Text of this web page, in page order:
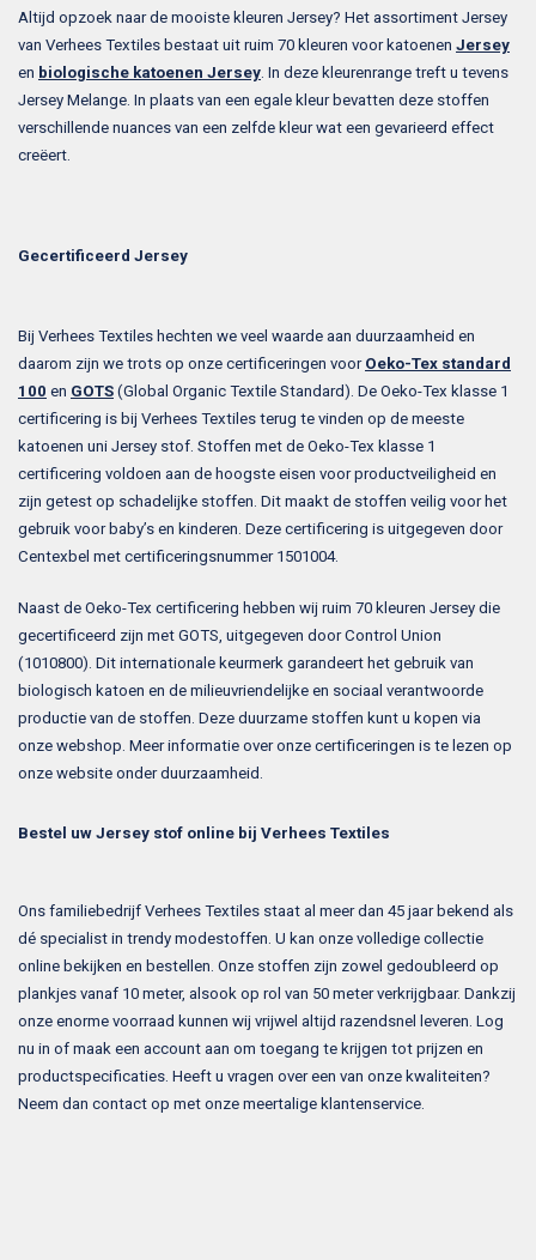
Altijd opzoek naar de mooiste kleuren Jersey? Het assortiment Jersey
van Verhees Textiles bestaat uit ruim 70 kleuren voor katoenen Jersey
en biologische katoenen Jersey . In deze kleurenrange treft u tevens
Jersey Melange. In plaats van een egale kleur bevatten deze stoffen
verschillende nuances van een zelfde kleur wat een gevarieerd effect
creëert.
Gecertificeerd Jersey
Bij Verhees Textiles hechten we veel waarde aan duurzaamheid en
daarom zijn we trots op onze certificeringen voor Oeko-Tex standard
100 en GOTS (Global Organic Textile Standard). De Oeko-Tex klasse 1
certificering is bij Verhees Textiles terug te vinden op de meeste
katoenen uni Jersey stof. Stoffen met de Oeko-Tex klasse 1
certificering voldoen aan de hoogste eisen voor productveiligheid en
zijn getest op schadelijke stoffen. Dit maakt de stoffen veilig voor het
gebruik voor baby’s en kinderen. Deze certificering is uitgegeven door
Centexbel met certificeringsnummer 1501004.
Naast de Oeko-Tex certificering hebben wij ruim 70 kleuren Jersey die
gecertificeerd zijn met GOTS, uitgegeven door Control Union
(1010800). Dit internationale keurmerk garandeert het gebruik van
biologisch katoen en de milieuvriendelijke en sociaal verantwoorde
productie van de stoffen. Deze duurzame stoffen kunt u kopen via
onze webshop. Meer informatie over onze certificeringen is te lezen op
onze website onder duurzaamheid.
Bestel uw Jersey stof online bij Verhees Textiles
Ons familiebedrijf Verhees Textiles staat al meer dan 45 jaar bekend als
dé specialist in trendy modestoffen. U kan onze volledige collectie
online bekijken en bestellen. Onze stoffen zijn zowel gedoubleerd op
plankjes vanaf 10 meter, alsook op rol van 50 meter verkrijgbaar. Dankzij
onze enorme voorraad kunnen wij vrijwel altijd razendsnel leveren. Log
nu in of maak een account aan om toegang te krijgen tot prijzen en
productspecificaties. Heeft u vragen over een van onze kwaliteiten?
Neem dan contact op met onze meertalige klantenservice.